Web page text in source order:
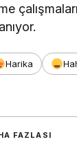
Harika
FAZLASI